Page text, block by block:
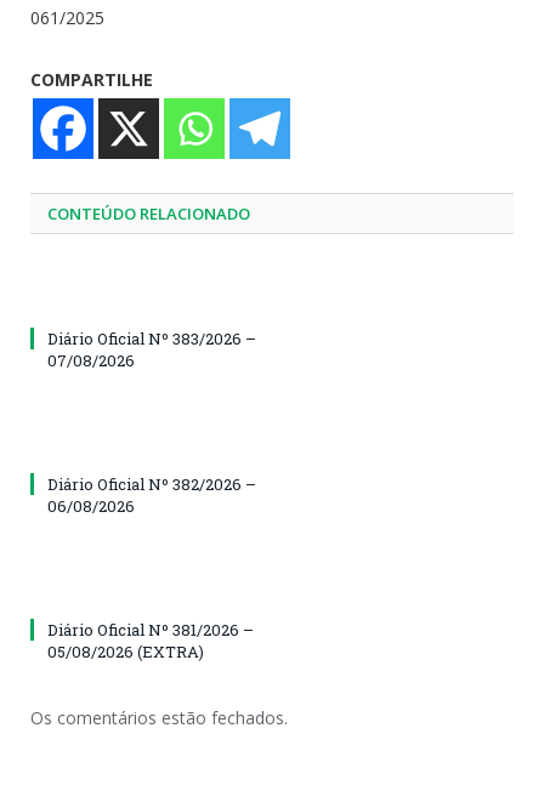
061/2025
COMPARTILHE
CONTEÚDO RELACIONADO
Diário Oficial Nº 383/2026 –
07/08/2026
Diário Oficial Nº 382/2026 –
06/08/2026
Diário Oficial Nº 381/2026 –
05/08/2026 (EXTRA)
Os comentários estão fechados.